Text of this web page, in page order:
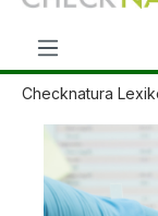
Checknatura